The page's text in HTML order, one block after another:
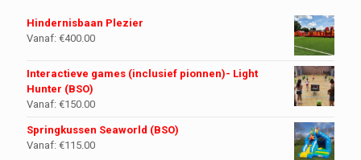
Hindernisbaan Plezier
Vanaf: €400.00
Interactieve games (inclusief pionnen)- Light
Hunter (BSO)
Vanaf: €150.00
Springkussen Seaworld (BSO)
Vanaf: €115.00